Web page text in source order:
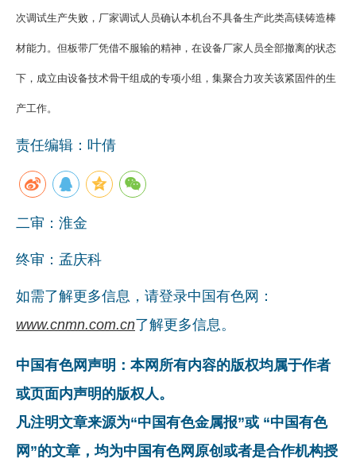
地矿 建设
党建工作
企业文化
《资源再生》杂志
行情报价
数字报
次调试生产失败，厂家调试人员确认本机台不具备生产此类高镁铸造棒
材能力。但板带厂凭借不服输的精神，在设备厂家人员全部撤离的状态
下，成立由设备技术骨干组成的专项小组，集聚合力攻关该紧固件的生
产工作。
责任编辑：叶倩
二审：淮金
终审：孟庆科
如需了解更多信息，请登录中国有色网：
www.cnmn.com.cn了解更多信息。
中国有色网声明：本网所有内容的版权均属于作者
或页面内声明的版权人。
凡注明文章来源为“中国有色金属报”或 “中国有色
网”的文章，均为中国有色网原创或者是合作机构授